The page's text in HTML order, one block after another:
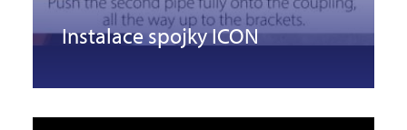
Instalace spojky ICON